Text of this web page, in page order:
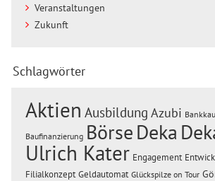
Veranstaltungen
Zukunft
Schlagwörter
Aktien Ausbildung Azubi
Baufinanzierung BörseDeka
Ulrich Kater Engagement
Filialkonzept Geldautomat Glückspilze on Tour